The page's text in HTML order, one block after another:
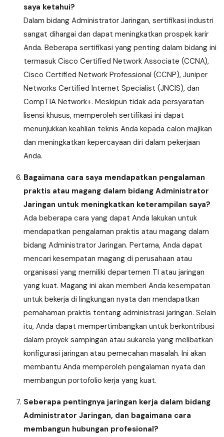
saya ketahui?
Dalam bidang Administrator Jaringan, sertifikasi industri
sangat dihargai dan dapat meningkatkan prospek karir
Anda. Beberapa sertifikasi yang penting dalam bidang ini
termasuk Cisco Certified Network Associate (CCNA),
Cisco Certified Network Professional (CCNP), Juniper
Networks Certified Internet Specialist (JNCIS), dan
CompTIA Network+. Meskipun tidak ada persyaratan
lisensi khusus, memperoleh sertifikasi ini dapat
menunjukkan keahlian teknis Anda kepada calon majikan
dan meningkatkan kepercayaan diri dalam pekerjaan
Anda.
Bagaimana cara saya mendapatkan pengalaman
praktis atau magang dalam bidang Administrator
Jaringan untuk meningkatkan keterampilan saya?
Ada beberapa cara yang dapat Anda lakukan untuk
mendapatkan pengalaman praktis atau magang dalam
bidang Administrator Jaringan. Pertama, Anda dapat
mencari kesempatan magang di perusahaan atau
organisasi yang memiliki departemen TI atau jaringan
yang kuat. Magang ini akan memberi Anda kesempatan
untuk bekerja di lingkungan nyata dan mendapatkan
pemahaman praktis tentang administrasi jaringan. Selain
itu, Anda dapat mempertimbangkan untuk berkontribusi
dalam proyek sampingan atau sukarela yang melibatkan
konfigurasi jaringan atau pemecahan masalah. Ini akan
membantu Anda memperoleh pengalaman nyata dan
membangun portofolio kerja yang kuat.
Seberapa pentingnya jaringan kerja dalam bidang
Administrator Jaringan, dan bagaimana cara
membangun hubungan profesional?